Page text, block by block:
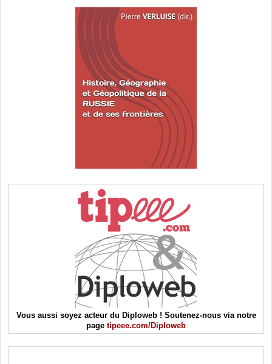
Vous aussi soyez acteur du Diploweb ! Soutenez-nous via notre
page tipeee.com/Diploweb